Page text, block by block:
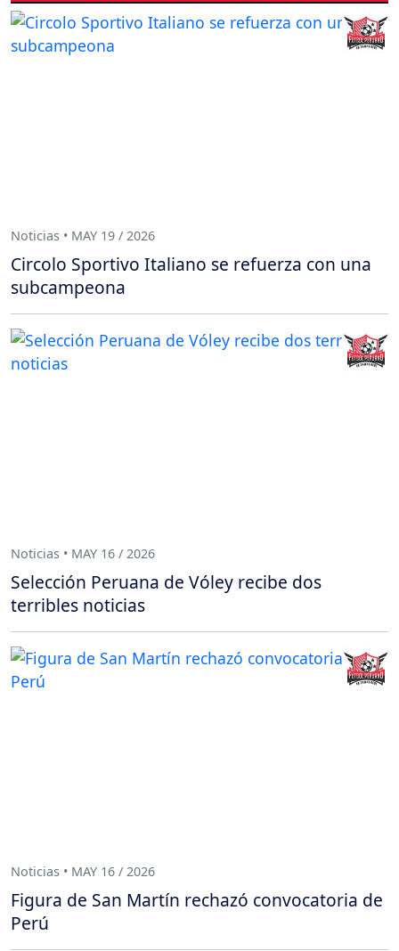
Noticias • MAY 19 / 2026
Circolo Sportivo Italiano se refuerza con una
subcampeona
Noticias • MAY 16 / 2026
Selección Peruana de Vóley recibe dos
terribles noticias
Noticias • MAY 16 / 2026
Figura de San Martín rechazó convocatoria de
Perú